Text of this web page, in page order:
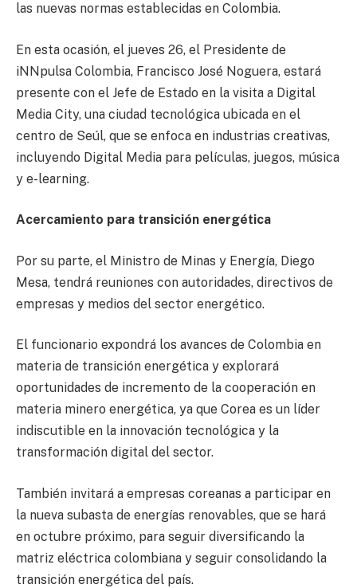
las nuevas normas establecidas en Colombia.
En esta ocasión, el jueves 26, el Presidente de
iNNpulsa Colombia, Francisco José Noguera, estará
presente con el Jefe de Estado en la visita a Digital
Media City, una ciudad tecnológica ubicada en el
centro de Seúl, que se enfoca en industrias creativas,
incluyendo Digital Media para películas, juegos, música
y e-learning.
Acercamiento para transición energética
Por su parte, el Ministro de Minas y Energía, Diego
Mesa, tendrá reuniones con autoridades, directivos de
empresas y medios del sector energético.
El funcionario expondrá los avances de Colombia en
materia de transición energética y explorará
oportunidades de incremento de la cooperación en
materia minero energética, ya que Corea es un líder
indiscutible en la innovación tecnológica y la
transformación digital del sector.
También invitará a empresas coreanas a participar en
la nueva subasta de energías renovables, que se hará
en octubre próximo, para seguir diversificando la
matriz eléctrica colombiana y seguir consolidando la
transición energética del país.